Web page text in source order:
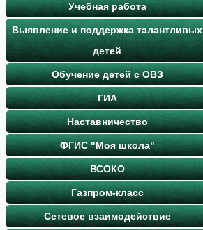
Учебная работа
Выявление и поддержка талантливых
детей
Обучение детей с ОВЗ
ГИА
Наставничество
ФГИС "Моя школа"
ВСОКО
Газпром-класс
Сетевое взаимодействие